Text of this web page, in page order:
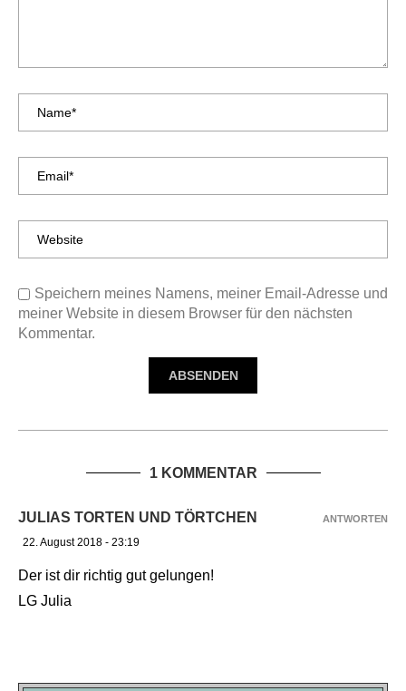
Speichern meines Namens, meiner Email-Adresse und
meiner Website in diesem Browser für den nächsten
Kommentar.
1 KOMMENTAR
JULIAS TORTEN UND TÖRTCHEN
22. August 2018 - 23:19
Der ist dir richtig gut gelungen!
LG Julia
ANTWORTEN